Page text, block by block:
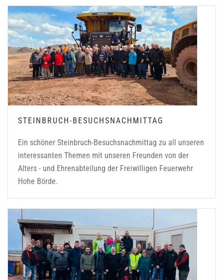
STEINBRUCH-BESUCHSNACHMITTAG
Ein schöner Steinbruch-Besuchsnachmittag zu all unseren
interessanten Themen mit unseren Freunden von der
Alters - und Ehrenabteilung der Freiwilligen Feuerwehr
Hohe Börde.